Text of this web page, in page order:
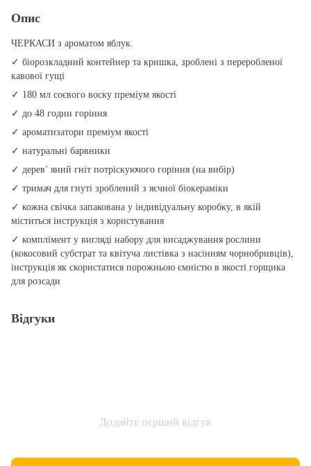
Опис
ЧЕРКАСИ з ароматом яблук.
✓ біорозкладний контейнер та кришка, зроблені з переробленої
кавової гущі
✓ 180 мл соєвого воску преміум якості
✓ до 48 годин горіння
✓ ароматизатори преміум якості
✓ натуральні барвники
✓ дерев’ яний гніт потріскуючого горіння (на вибір)
✓ тримач для гнуті зроблений з яєчної біокераміки
✓ кожна свічка запакована у індивідуальну коробку, в якій
міститься інструкція з користування
✓ комплімент у вигляді набору для висаджування рослини
(кокосовий субстрат та квітуча листівка з насінням чорнобривців),
інструкція як скористатися порожньою ємністю в якості горщика
для розсади
Відгуки
Додайте перший відгук